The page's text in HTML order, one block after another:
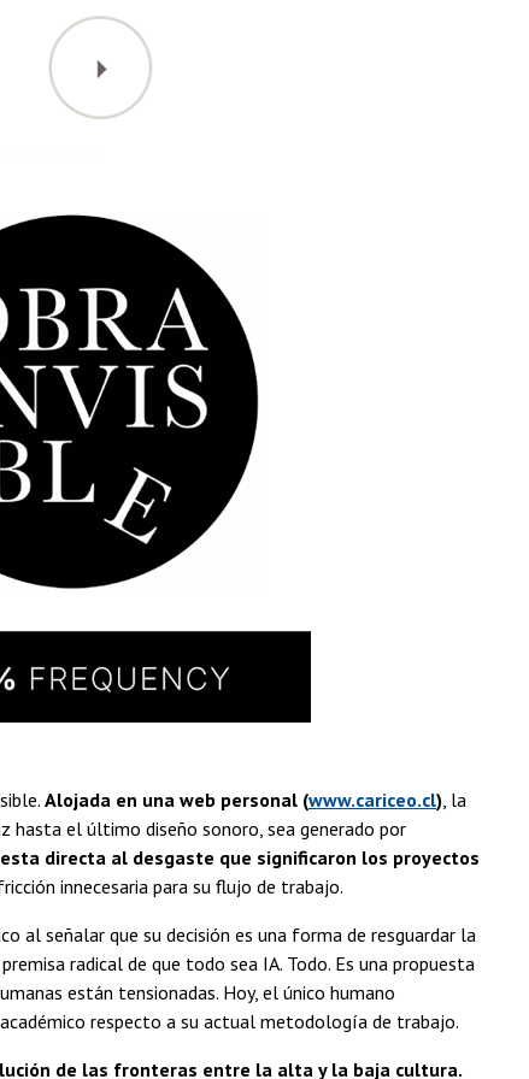
Alojada en una web personal (www.cariceo.cl) , la
hasta el último diseño sonoro, sea generado por
directa al desgaste que significaron los proyectos
innecesaria para su flujo de trabajo.
al señalar que su decisión es una forma de resguardar la
radical de que todo sea IA. Todo. Es una propuesta
están tensionadas. Hoy, el único humano
respecto a su actual metodología de trabajo.
de las fronteras entre la alta y la baja cultura.